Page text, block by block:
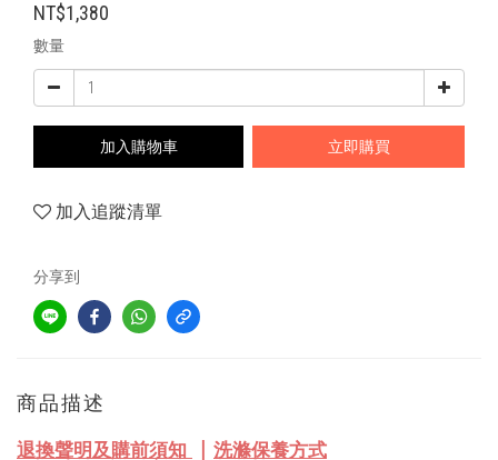
NT$1,380
數量
加入購物車 立即購買
加入追蹤清單
分享到
商品描述
退換聲明及購前須知 洗滌保養方式